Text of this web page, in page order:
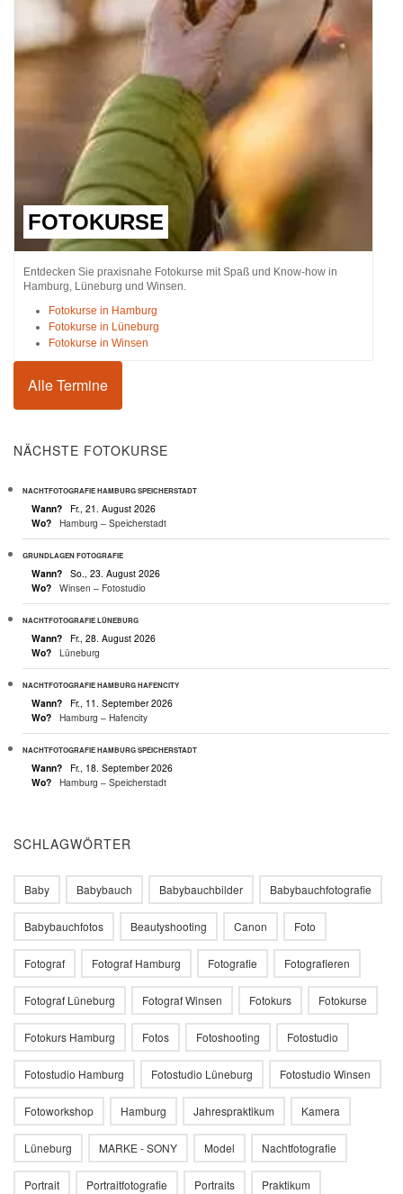
FOTOKURSE
Entdecken Sie praxisnahe Fotokurse mit Spaß und Know-how in
Hamburg, Lüneburg und Winsen.
Fotokurse in Hamburg
Fotokurse in Lüneburg
Fotokurse in Winsen
Alle Termine
NÄCHSTE FOTOKURSE
NACHTFOTOGRAFIE HAMBURG SPEICHERSTADT
Wann?
Fr., 21. August 2026
Wo?
Hamburg – Speicherstadt
GRUNDLAGEN FOTOGRAFIE
Wann?
So., 23. August 2026
Wo?
Winsen – Fotostudio
NACHTFOTOGRAFIE LÜNEBURG
Wann?
Fr., 28. August 2026
Wo?
Lüneburg
NACHTFOTOGRAFIE HAMBURG HAFENCITY
Wann?
Fr., 11. September 2026
Wo?
Hamburg – Hafencity
NACHTFOTOGRAFIE HAMBURG SPEICHERSTADT
Wann?
Fr., 18. September 2026
Wo?
Hamburg – Speicherstadt
SCHLAGWÖRTER
Baby Babybauch Babybauchbilder Babybauchfotografie
Babybauchfotos Beautyshooting Canon Foto
Fotograf Fotograf Hamburg Fotografie Fotografieren
Fotograf Lüneburg Fotograf Winsen Fotokurs Fotokurse
Fotokurs Hamburg Fotos Fotoshooting Fotostudio
Fotostudio Hamburg Fotostudio Lüneburg Fotostudio Winsen
Fotoworkshop Hamburg Jahrespraktikum Kamera
Lüneburg MARKE - SONY Model Nachtfotografie
Portrait Portraitfotografie Portraits Praktikum